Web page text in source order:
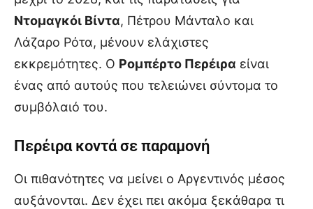
Ντομαγκόι Βίντα, Πέτρου Μάνταλο και
Λάζαρο Ρότα, μένουν ελάχιστες
εκκρεμότητες. Ο Ρομπέρτο Περέιρα είναι
ένας από αυτούς που τελειώνει σύντομα το
συμβόλαιό του.
Περέιρα κοντά σε παραμονή
Οι πιθανότητες να μείνει ο Αργεντινός μέσος
αυξάνονται. Δεν έχει πει ακόμα ξεκάθαρα τι